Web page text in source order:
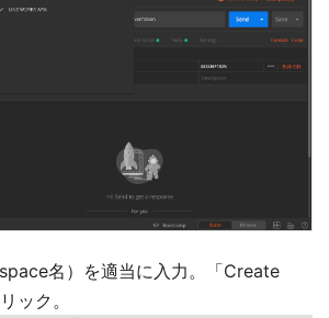
名）を適当に入力。「Create
ック。